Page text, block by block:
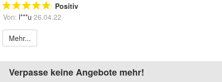
Positiv
Von: l***u 26.04.22
Mehr...
Verpasse keine Angebote mehr!